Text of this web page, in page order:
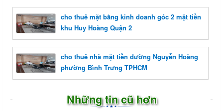
cho thuê mặt bằng kinh doanh góc 2 mặt tiền
khu Huy Hoàng Quận 2
cho thuê nhà mặt tiền đường Nguyễn Hoàng
phường Bình Trưng TPHCM
Những tin cũ hơn